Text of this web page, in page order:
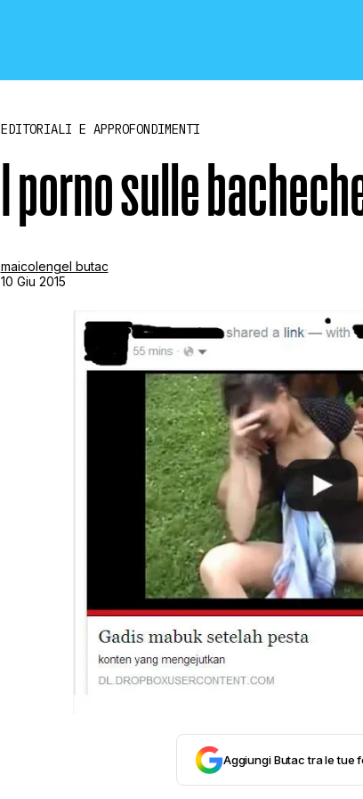
SALUTE E MEDICINA
STORIA E CITAZIONI
INTRATTENIMENTO
COMPLOTTI, LEGGENDE
EDITORIALI
CLIMA ED ENERGIA
EDITORIALI E APPROFONDIMENTI
I porno sulle
maicolengel butac
10 Giu 2015
Aggiungi Butac tra le tue